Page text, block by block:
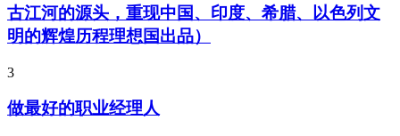
古江河的源头，重现中国、印度、希腊、以色列文
明的辉煌历程理想国出品）
3
做最好的职业经理人